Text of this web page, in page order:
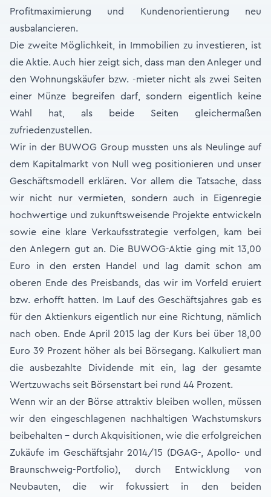
Profitmaximierung und Kundenorientierung neu
ausbalancieren.
Die zweite Möglichkeit, in Immobilien zu investieren, ist
die Aktie. Auch hier zeigt sich, dass man den Anleger und
den Wohnungskäufer bzw. -mieter nicht als zwei Seiten
einer Münze begreifen darf, sondern eigentlich keine
Wahl hat, als beide Seiten gleichermaßen
zufriedenzustellen.
Wir in der BUWOG Group mussten uns als Neulinge auf
dem Kapitalmarkt von Null weg positionieren und unser
Geschäftsmodell erklären. Vor allem die Tatsache, dass
wir nicht nur vermieten, sondern auch in Eigenregie
hochwertige und zukunftsweisende Projekte entwickeln
sowie eine klare Verkaufsstrategie verfolgen, kam bei
den Anlegern gut an. Die BUWOG-Aktie ging mit 13,00
Euro in den ersten Handel und lag damit schon am
oberen Ende des Preisbands, das wir im Vorfeld eruiert
bzw. erhofft hatten. Im Lauf des Geschäftsjahres gab es
für den Aktienkurs eigentlich nur eine Richtung, nämlich
nach oben. Ende April 2015 lag der Kurs bei über 18,00
Euro 39 Prozent höher als bei Börsegang. Kalkuliert man
die ausbezahlte Dividende mit ein, lag der gesamte
Wertzuwachs seit Börsenstart bei rund 44 Prozent.
Wenn wir an der Börse attraktiv bleiben wollen, müssen
wir den eingeschlagenen nachhaltigen Wachstumskurs
beibehalten - durch Akquisitionen, wie die erfolgreichen
Zukäufe im Geschäftsjahr 2014/15 (DGAG-, Apollo- und
Braunschweig-Portfolio), durch Entwicklung von
Neubauten, die wir fokussiert in den beiden